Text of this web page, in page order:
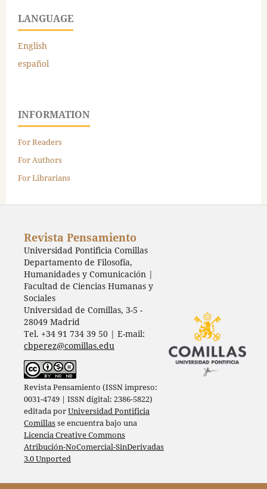
LANGUAGE
English
español
INFORMATION
For Readers
For Authors
For Librarians
Revista Pensamiento
Universidad Pontificia Comillas
Departamento de Filosofía,
Humanidades y Comunicación |
Facultad de Ciencias Humanas y
Sociales
Universidad de Comillas, 3-5 -
28049 Madrid
Tel. +34 91 734 39 50 | E-mail:
cbperez@comillas.edu
Revista Pensamiento (ISSN impreso:
0031-4749 | ISSN digital: 2386-5822)
editada porUniversidad Pontificia
Comillasse encuentra bajo una
Licencia Creative Commons
Atribución-NoComercial-SinDerivadas
3.0 Unported